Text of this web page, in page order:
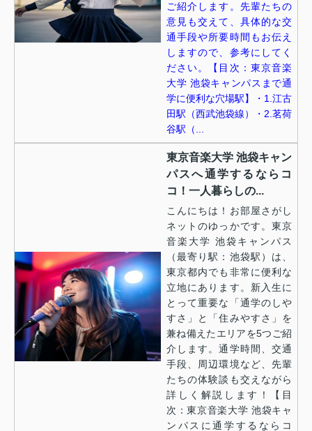
ご紹介します。先輩たちの
意見も交えて、具体的な交
通手段や所要時間もお伝え
しますので、参考にしてく
ださい。【目次：東京音楽
大学 池袋キャンパスまで通
学に便利な穴場駅】・1.江古
田駅（西武池袋線）・2.茗荷
谷駅（...
東京音楽大学 池袋キャン
パスへ通学するならコ
コ！一人暮らしの...
こんにちは！お部屋さがし
ネットのゆっかです。東京
音楽大学 池袋キャンパス
（最寄り駅：池袋駅）は、
東京都内でも非常に便利な
立地にあります。新入生に
とって重要な「通学のしや
すさ」と「住みやすさ」を
兼ね備えたエリアを5つご紹
介します。通学時間、交通
手段、周辺環境など、先輩
たちの体験談も交えながら
詳しく解説します！【目
次：東京音楽大学 池袋キャ
ンパスに通学するならコ